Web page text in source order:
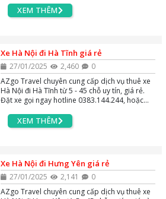
24/7.XEM THÊM
Xe Hà Nội đi Hà Tĩnh giá rẻ
27/01/2025 2,460
0
AZgo Travel chuyên cung cấp dịch vụ thuê xe
Hà Nội đi Hà Tĩnh từ 5 - 45 chỗ uy tín, giá rẻ.
Đặt xe gọi ngay hotline 0383.144.244, hoặc
24/7.XEM THÊM
Xe Hà Nội đi Hưng Yên giá rẻ
27/01/2025 2,141
0
AZgo Travel chuyên cung cấp dịch vụ thuê xe